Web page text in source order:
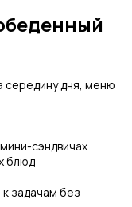
середину дня, меню
сэндвичах
блюд
задачам без